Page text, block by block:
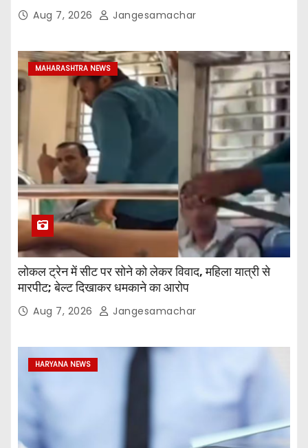
Aug 7, 2026 Jangesamachar
MAHARASHTRA NEWS
लोकल ट्रेन में सीट पर सोने को लेकर विवाद, महिला यात्री से
मारपीट; बेल्ट दिखाकर धमकाने का आरोप
Aug 7, 2026 Jangesamachar
HARYANA NEWS